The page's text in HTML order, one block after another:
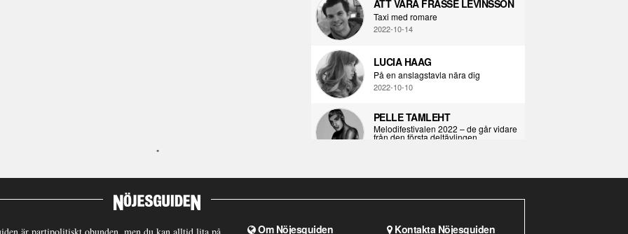
ATT VARA FRASSE LEVINSSON
Taxi med romare
2022-10-14
LUCIA HAAG
På en anslagstavla nära dig
2022-10-10
PELLE TAMLEHT
Melodifestivalen 2022 – de går vidare
från den första deltävlingen
I KORPENS SKUGGA
2021-06-28
är partipolitiskt obunden, men du kan alltid lita på Om Nöjesguiden Kontakta Nöjesguiden